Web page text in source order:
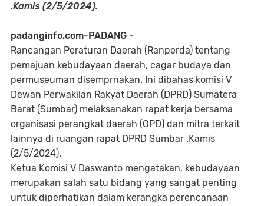
.Kamis (2/5/2024).
padanginfo.com-PADANG -
Rancangan Peraturan Daerah (Ranperda) tentang
pemajuan kebudayaan daerah, cagar budaya dan
permuseuman disemprnakan. Ini dibahas komisi V
Dewan Perwakilan Rakyat Daerah (DPRD) Sumatera
Barat (Sumbar) melaksanakan rapat kerja bersama
organisasi perangkat daerah (OPD) dan mitra terkait
lainnya di ruangan rapat DPRD Sumbar .Kamis
(2/5/2024).
Ketua Komisi V Daswanto mengatakan, kebudayaan
merupakan salah satu bidang yang sangat penting
untuk diperhatikan dalam kerangka perencanaan